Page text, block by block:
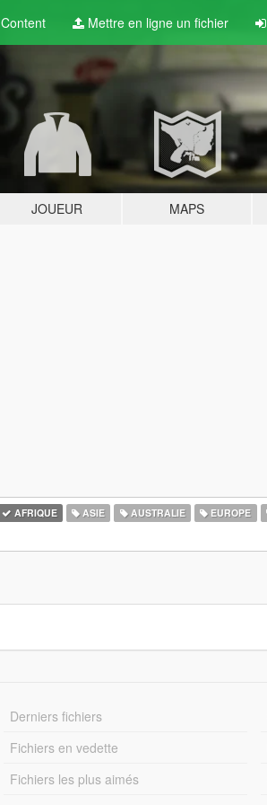
Content Mettre en ligne un fichier
JOUEUR MAPS
AFRIQUE ASIE AUSTRALIE EUROPE
Derniers fichiers
Fichiers en vedette
Fichiers les plus aimés